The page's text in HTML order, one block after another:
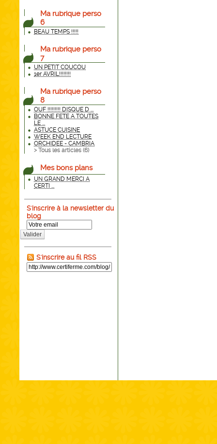
Ma rubrique perso
6
BEAU TEMPS !!!!!
Ma rubrique perso
7
UN PETIT COUCOU
1er AVRIL!!!!!!!!
Ma rubrique perso
8
OUF !!!!!!!!! DISQUE D ...
BONNE FETE A TOUTES
LE ...
ASTUCE CUISINE
WEEK END LECTURE
ORCHIDEE - CAMBRIA
> Tous les articles (6)
Mes bons plans
UN GRAND MERCI A
CERTI ...
S'inscrire à la newsletter du
blog
Valider
S'inscrire au fil RSS